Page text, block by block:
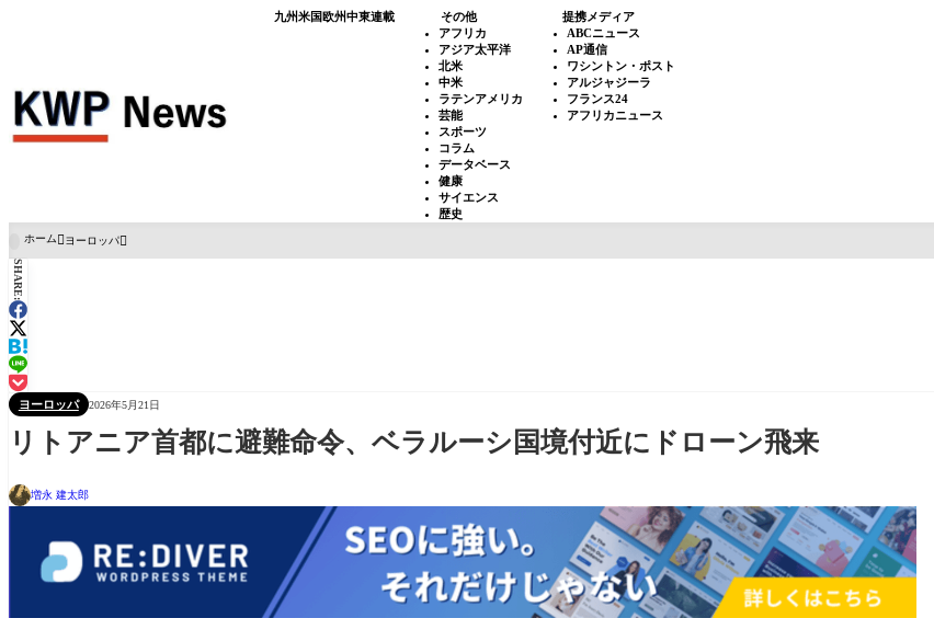
九州米国欧州中東連載
その他
アフリカ
アジア太平洋
北米
中米
ラテンアメリカ
芸能
スポーツ
コラム
データベース
健康
サイエンス
歴史
提携メディア
ABCニュース
AP通信
ワシントン・ポスト
アルジャジーラ
フランス24
アフリカニュース
ホーム ヨーロッパ
SHARE:
ヨーロッパ 2026年5月21日
リトアニア首都に避難命令、ベラルーシ国境付近にドローン飛来
増永 建太郎